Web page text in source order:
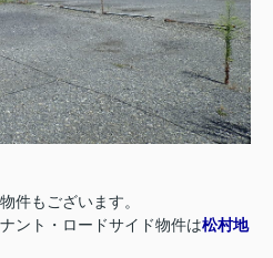
件もございます。
ント・ロードサイド物件は松村地